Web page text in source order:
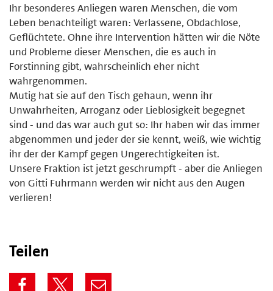
Ihr besonderes Anliegen waren Menschen, die vom
Leben benachteiligt waren: Verlassene, Obdachlose,
Geflüchtete. Ohne ihre Intervention hätten wir die Nöte
und Probleme dieser Menschen, die es auch in
Forstinning gibt, wahrscheinlich eher nicht
wahrgenommen.
Mutig hat sie auf den Tisch gehaun, wenn ihr
Unwahrheiten, Arroganz oder Lieblosigkeit begegnet
sind - und das war auch gut so: Ihr haben wir das immer
abgenommen und jeder der sie kennt, weiß, wie wichtig
ihr der der Kampf gegen Ungerechtigkeiten ist.
Unsere Fraktion ist jetzt geschrumpft - aber die Anliegen
von Gitti Fuhrmann werden wir nicht aus den Augen
verlieren!
Teilen